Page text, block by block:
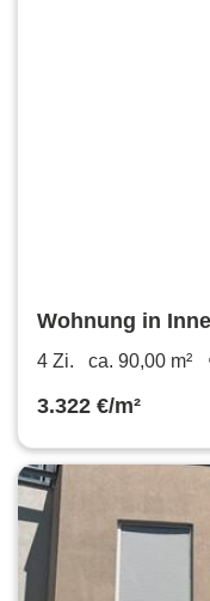
Wohnung in
Dachterrasse
4 Zi. ca. 90,00 m²
3.322 €/m²